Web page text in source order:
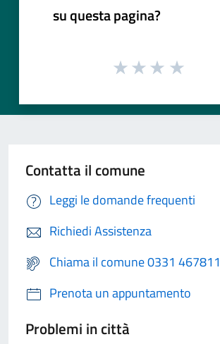
su questa pagina?
Contatta il comune
Leggi le domande frequenti
Richiedi Assistenza
Chiama il comune 0331 467811
Prenota un appuntamento
Problemi in città